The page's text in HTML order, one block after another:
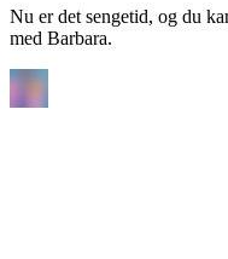
Nu er det sengetid, og du
med Barbara.